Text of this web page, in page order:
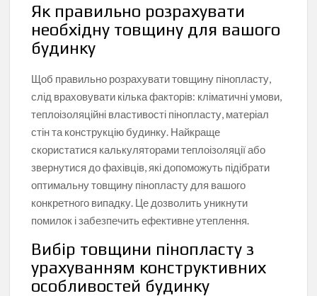
Як правильно розрахувати
необхідну товщину для вашого
будинку
Щоб правильно розрахувати товщину пінопласту,
слід враховувати кілька факторів: кліматичні умови,
теплоізоляційні властивості пінопласту, матеріал
стін та конструкцію будинку. Найкраще
скористатися калькуляторами теплоізоляції або
звернутися до фахівців, які допоможуть підібрати
оптимальну товщину пінопласту для вашого
конкретного випадку. Це дозволить уникнути
помилок і забезпечить ефективне утеплення.
Вибір товщини пінопласту з
урахуванням конструктивних
особливостей будинку